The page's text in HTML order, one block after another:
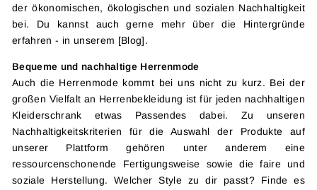
der ökonomischen, ökologischen und sozialen Nachhaltigkeit
bei. Du kannst auch gerne mehr über die Hintergründe
erfahren - in unserem [Blog].
Bequeme und nachhaltige Herrenmode
Auch die Herrenmode kommt bei uns nicht zu kurz. Bei der
großen Vielfalt an Herrenbekleidung ist für jeden nachhaltigen
Kleiderschrank etwas Passendes dabei. Zu unseren
Nachhaltigkeitskriterien für die Auswahl der Produkte auf
unserer Plattform gehören unter anderem eine
ressourcenschonende Fertigungsweise sowie die faire und
soziale Herstellung. Welcher Style zu dir passt? Finde es